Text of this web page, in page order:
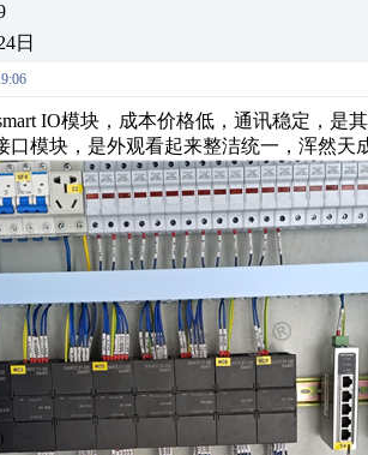
日
IO模块，成本价格低，通讯稳定，是
口模块，是外观看起来整洁统一，浑然天